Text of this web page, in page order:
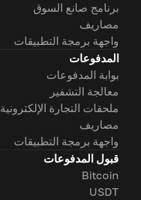
برنامج صانع السوق
مصاريف
واجهة برمجة التطبيقات
المدفوعات
بوابة المدفوعات
معالجة التشفير
ملحقات التجارة الإلكترونية
مصاريف
واجهة برمجة التطبيقات
قبول المدفوعات
Bitcoin
USDT